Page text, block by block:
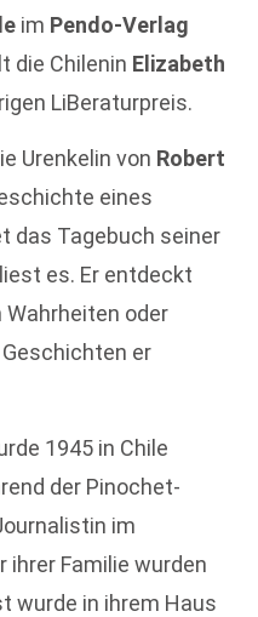
im Pendo-Verlag
die Chilenin Elizabeth
LiBeraturpreis.
Urenkelin von Robert
eines
das Tagebuch seiner
es. Er entdeckt
Wahrheiten oder
er
1945 in Chile
der Pinochet-
im
ihrer Familie wurden
wurde in ihrem Haus